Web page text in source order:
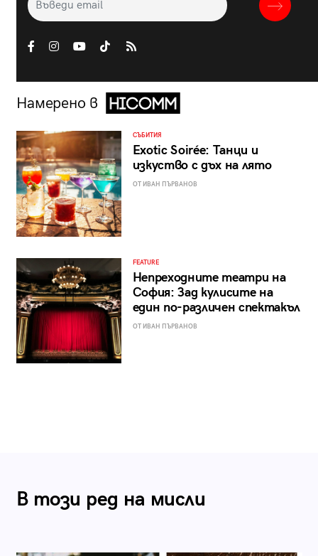
Намерено в
СЪБИТИЯ
Exotic Soirée: Танци и
изкуство с дъх на лято
ОТ ИВАН ПЪРВАНОВ
FEATURE
Непреходните театри на
София: Зад кулисите на
един по-различен спектакъл
ОТ ИВАН ПЪРВАНОВ
В този ред на мисли